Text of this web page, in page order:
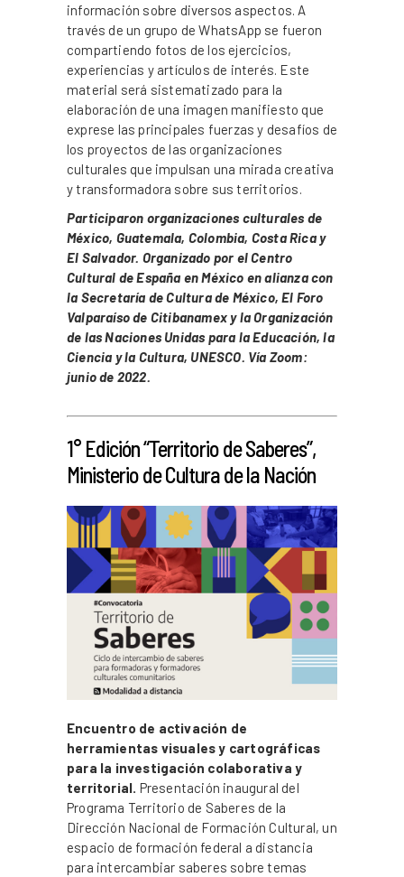
información sobre diversos aspectos. A
través de un grupo de WhatsApp se fueron
compartiendo fotos de los ejercicios,
experiencias y artículos de interés. Este
material será sistematizado para la
elaboración de una imagen manifiesto que
exprese las principales fuerzas y desafíos de
los proyectos de las organizaciones
culturales que impulsan una mirada creativa
y transformadora sobre sus territorios.
Participaron organizaciones culturales de
México, Guatemala, Colombia, Costa Rica y
El Salvador. Organizado por el Centro
Cultural de España en México en alianza con
la Secretaría de Cultura de México, El Foro
Valparaíso de Citibanamex y la Organización
de las Naciones Unidas para la Educación, la
Ciencia y la Cultura, UNESCO. Vía Zoom:
junio de 2022.
1° Edición “Territorio de Saberes”,
Ministerio de Cultura de la Nación
Encuentro de activación de
herramientas visuales y cartográficas
para la investigación colaborativa y
territorial. Presentación inaugural del
Programa Territorio de Saberes de la
Dirección Nacional de Formación Cultural, un
espacio de formación federal a distancia
para intercambiar saberes sobre temas